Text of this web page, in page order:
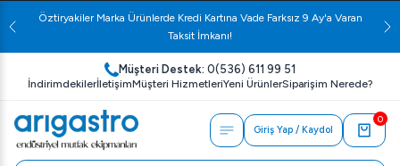
Öztiryakiler Marka Ürünlerde Kredi Kartına Vade Farksız 9 Ay'a Varan
Taksit İmkanı!
Müşteri Destek: 0(536) 611 99 51
İndirimdekilerİletişimMüşteri HizmetleriYeni ÜrünlerSiparişim Nerede?
Giriş Yap / Kaydol
0